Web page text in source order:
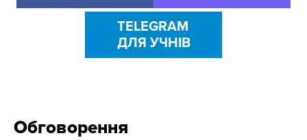
TELEGRAM
ДЛЯ УЧНІВ
Обговорення